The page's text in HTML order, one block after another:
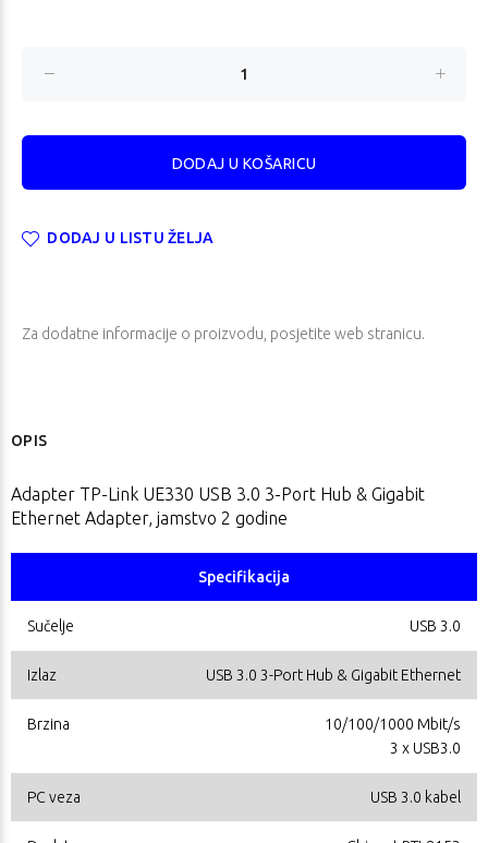
DODAJ U LISTU ŽELJA
Za dodatne informacije o proizvodu, posjetite web stranicu.
OPIS
Adapter TP-Link UE330 USB 3.0 3-Port Hub & Gigabit
Ethernet Adapter, jamstvo 2 godine
Specifikacija
Sučelje USB 3.0
Izlaz USB 3.0 3-Port Hub & Gigabit Ethernet
Brzina
10/100/1000 Mbit/s
3 x USB3.0
PC veza USB 3.0 kabel